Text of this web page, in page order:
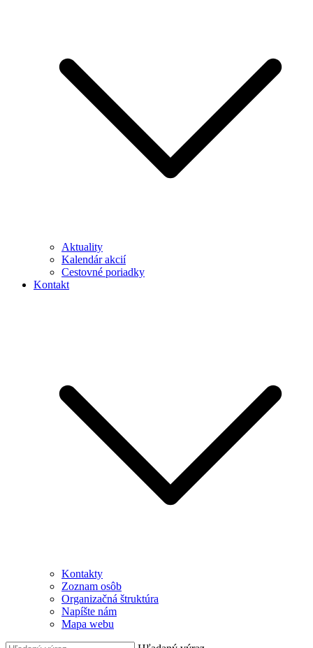
Aktuality
Kalendár akcií
Cestovné poriadky
Kontakt
Kontakty
Zoznam osôb
Organizačná štruktúra
Napíšte nám
Mapa webu